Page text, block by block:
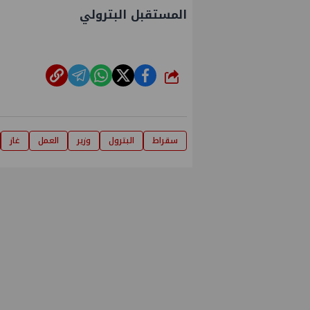
المستقبل البترولي
شارك
سقراط البترول وزير العمل غاز